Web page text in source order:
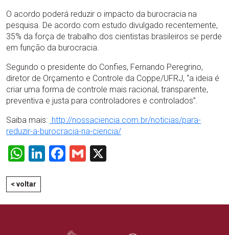
O acordo poderá reduzir o impacto da burocracia na
pesquisa. De acordo com estudo divulgado recentemente,
35% da força de trabalho dos cientistas brasileiros se perde
em função da burocracia.
Segundo o presidente do Confies, Fernando Peregrino,
diretor de Orçamento e Controle da Coppe/UFRJ, “a ideia é
criar uma forma de controle mais racional, transparente,
preventiva e justa para controladores e controlados”.
Saiba mais: http://nossaciencia.com.br/noticias/para-
reduzir-a-burocracia-na-ciencia/
WhatsApp
LinkedIn
Facebook
Gmail
< voltar